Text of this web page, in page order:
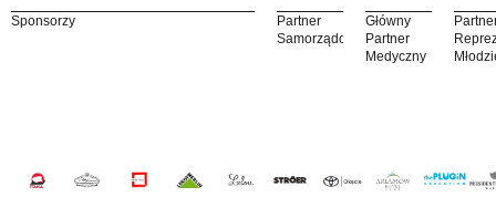
Sponsorzy
Partner
Samorządowy
Główny
Partner
Medyczny